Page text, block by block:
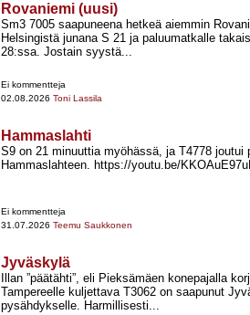
Rovaniemi (uusi)
Sm3 7005 saapuneena hetkeä aiemmin
Helsingistä junana S 21 ja paluumatkalle
28:ssa. Jostain syystä...
Ei kommentteja
02.08.2026 Toni Lassila
Hammaslahti
S9 on 21 minuuttia myöhässä, ja T4778 joutui
Hammaslahteen. https://youtu.be/
Ei kommentteja
31.07.2026 Teemu Saukkonen
Jyväskylä
Illan ”päätähti”, eli Pieksämäen konepajalla
Tampereelle kuljettava T3062 on saapunut
pysähdykselle. Harmillisesti...